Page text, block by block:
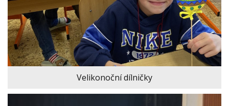
Velikonoční dílničky